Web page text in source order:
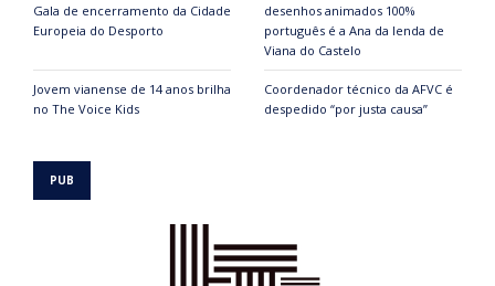
Gala de encerramento da Cidade
Europeia do Desporto
desenhos animados 100%
português é a Ana da lenda de
Viana do Castelo
Jovem vianense de 14 anos brilha
no The Voice Kids
Coordenador técnico da AFVC é
despedido “por justa causa”